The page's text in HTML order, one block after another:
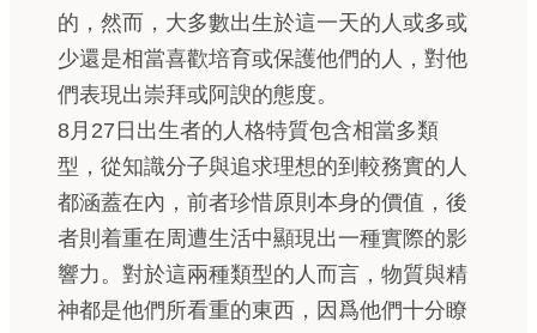
的，然而，大多數出生於這一天的人或多或
少還是相當喜歡培育或保護他們的人，對他
們表現出崇拜或阿諛的態度。
8月27日出生者的人格特質包含相當多類
型，從知識分子與追求理想的到較務實的人
都涵蓋在內，前者珍惜原則本身的價值，後
者則着重在周遭生活中顯現出一種實際的影
響力。對於這兩種類型的人而言，物質與精
神都是他們所看重的東西，因爲他們十分瞭